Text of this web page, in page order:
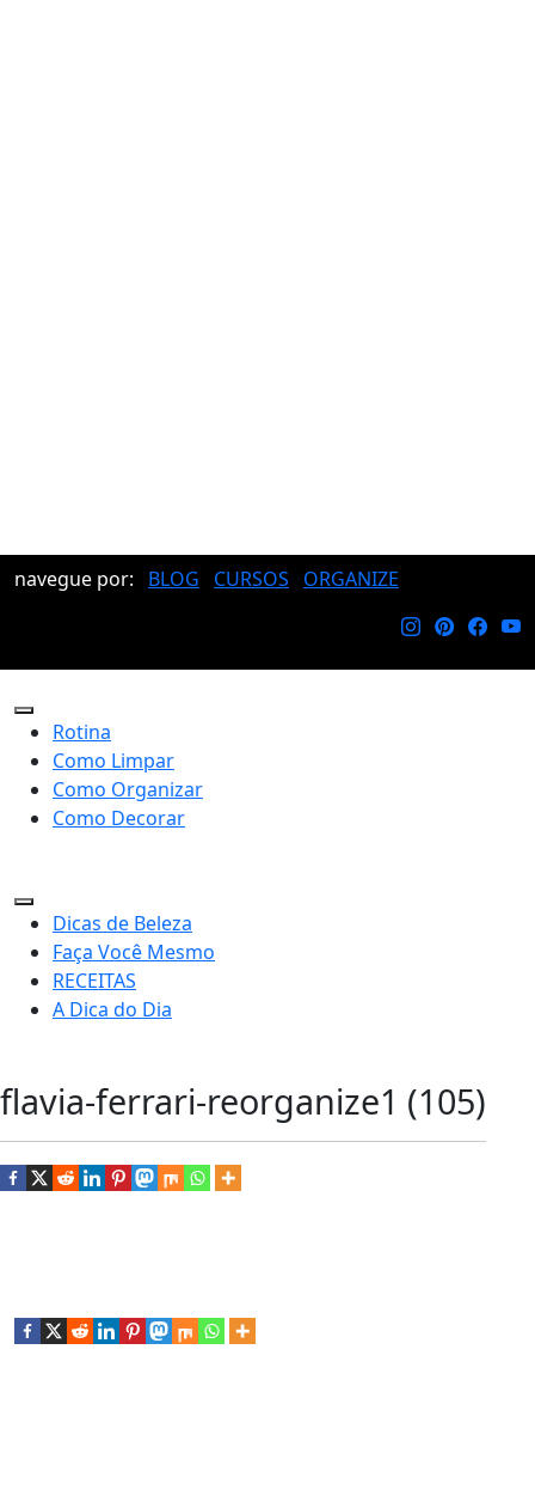
navegue por: BLOG CURSOS ORGANIZE
Rotina
Como Limpar
Como Organizar
Como Decorar
Dicas de Beleza
Faça Você Mesmo
RECEITAS
A Dica do Dia
flavia-ferrari-reorganize1 (105)